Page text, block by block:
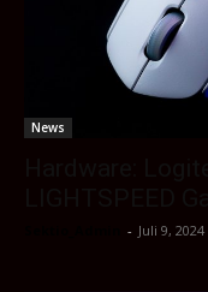
News
- Juli 9, 2024